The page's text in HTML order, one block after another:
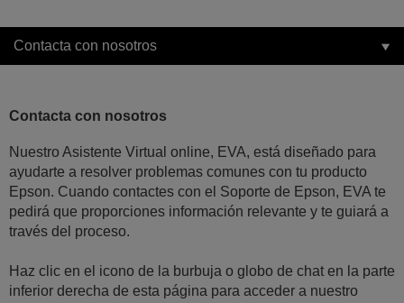
Contacta con nosotros
Contacta con nosotros
Nuestro Asistente Virtual online, EVA, está diseñado para
ayudarte a resolver problemas comunes con tu producto
Epson. Cuando contactes con el Soporte de Epson, EVA te
pedirá que proporciones información relevante y te guiará a
través del proceso.
Haz clic en el icono de la burbuja o globo de chat en la parte
inferior derecha de esta página para acceder a nuestro